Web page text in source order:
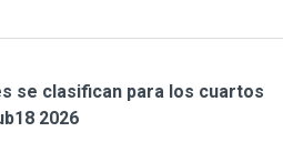
se clasifican para los cuartos
2026